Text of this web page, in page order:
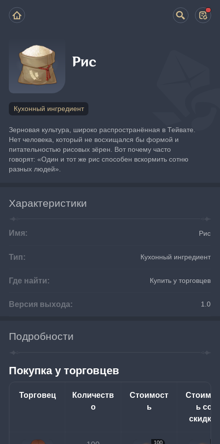
Рис
Кухонный ингредиент
Зерновая культура, широко распространённая в Тейвате.
Нет человека, который не восхищался бы формой и
питательностью рисовых зёрен. Вот почему часто
говорят: «Один и тот же рис способен вскормить сотню
разных людей».
Характеристики
Имя: Рис
Тип: Кухонный ингредиент
Где найти: Купить у торговцев
Версия выхода: 1.0
Подробности
Покупка у торговцев
Торговец
Количеств
о
Стоимост
ь
ь со
100